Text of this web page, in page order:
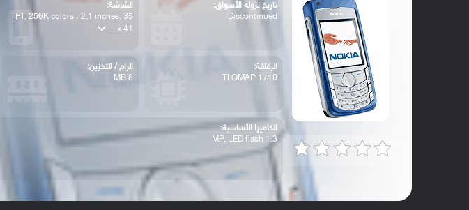
تاريخ نزوله الأسواق:
Discontinued
الشاشة:
TFT, 256K colors ، 2.1 inches, 35
x 41 ...
الرقاقة:
TI OMAP 1710
الرام / التخزين:
8 MB
الكاميرا الأساسية:
1.3 MP, LED flash